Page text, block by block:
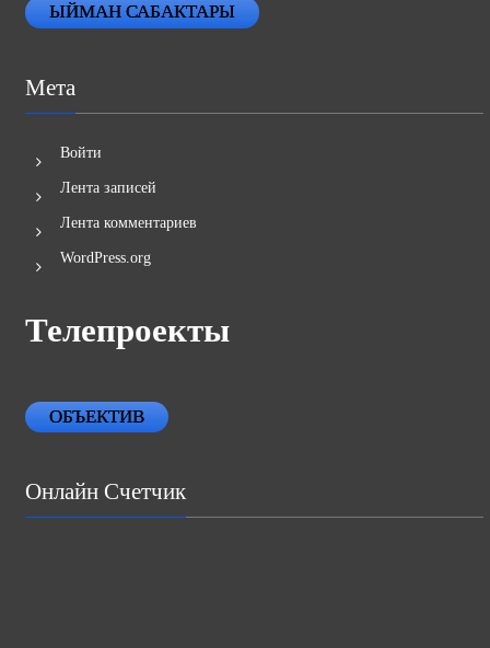
ЫЙМАН САБАКТАРЫ
Мета
Войти
Лента записей
Лента комментариев
WordPress.org
Телепроекты
ОБЪЕКТИВ
Онлайн Счетчик